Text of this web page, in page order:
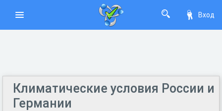
Вход
Климатические условия России и
Германии